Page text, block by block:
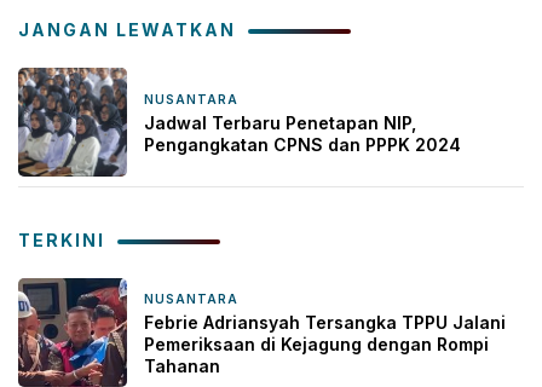
JANGAN LEWATKAN
NUSANTARA
Jadwal Terbaru Penetapan NIP,
Pengangkatan CPNS dan PPPK 2024
TERKINI
NUSANTARA
Febrie Adriansyah Tersangka TPPU Jalani
Pemeriksaan di Kejagung dengan Rompi
Tahanan